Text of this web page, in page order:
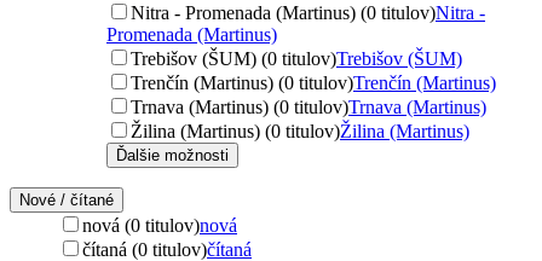
Nitra - Promenada (Martinus) (0 titulov)Nitra -
Promenada (Martinus)
Trebišov (ŠUM) (0 titulov)Trebišov (ŠUM)
Trenčín (Martinus) (0 titulov)Trenčín (Martinus)
Trnava (Martinus) (0 titulov)Trnava (Martinus)
Žilina (Martinus) (0 titulov)Žilina (Martinus)
Ďalšie možnosti
Nové / čítané
nová (0 titulov)nová
čítaná (0 titulov)čítaná